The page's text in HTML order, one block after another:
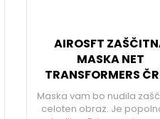
AIROSFT
MASKA NET
TRANSFORMERS
Maska vam bo nudila
celoten obraz. Je